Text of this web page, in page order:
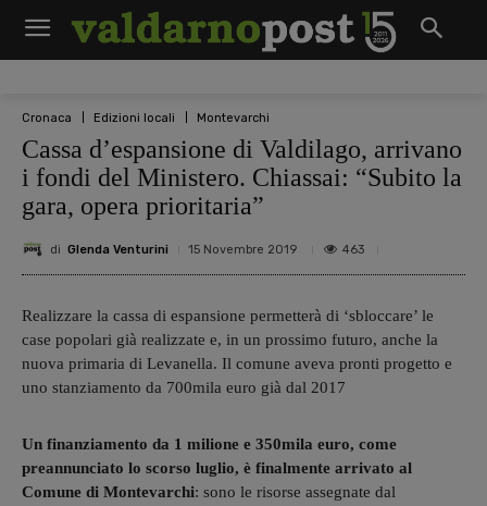
Cronaca Edizioni locali Montevarchi
Cassa d’espansione di Valdilago, arrivano
i fondi del Ministero. Chiassai: “Subito la
gara, opera prioritaria”
di Glenda Venturini 15 Novembre 2019 463
Realizzare la cassa di espansione permetterà di ‘sbloccare’ le
case popolari già realizzate e, in un prossimo futuro, anche la
nuova primaria di Levanella. Il comune aveva pronti progetto e
uno stanziamento da 700mila euro già dal 2017
Un finanziamento da 1 milione e 350mila euro, come
preannunciato lo scorso luglio, è finalmente arrivato al
Comune di Montevarchi: sono le risorse assegnate dal